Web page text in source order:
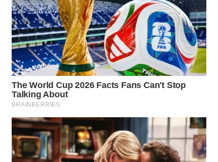
WN
KEPULAUAN
SERIBU
WN
TANGERANG
WN
BINJAI
WN
CIREBON